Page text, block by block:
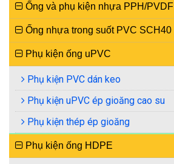
Ống và phụ kiện nhựa PPH/PVDF
Ống nhựa trong suốt PVC SCH40
Phụ kiện ống uPVC
Phụ kiện PVC dán keo
Phụ kiện uPVC ép gioăng cao su
Phụ kiện thép ép gioăng
Phụ kiện ống HDPE